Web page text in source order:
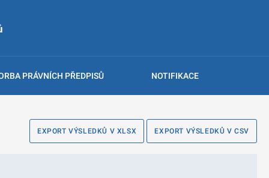
PRÁVNÍCH PŘEDPISŮ NOTIFIKACE
EXPORT VÝSLEDKŮ V XLSX EXPORT VÝSLEDKŮ V CSV